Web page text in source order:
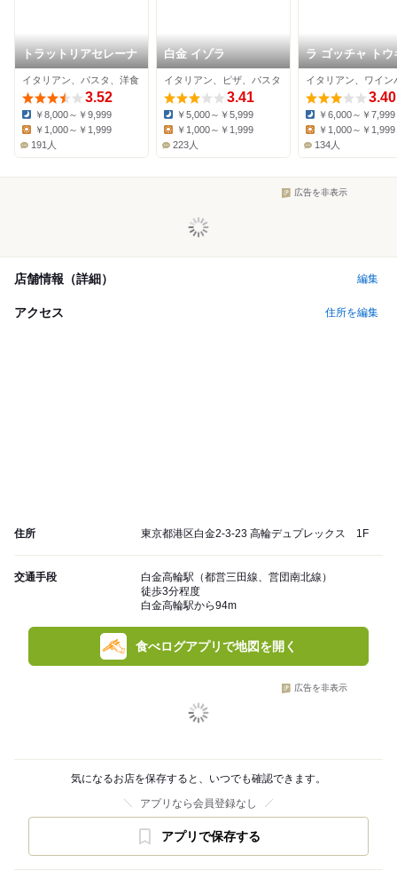
トラットリアセレーナ
イタリアン、パスタ、洋食
3.52
Dinner:
￥8,000～￥9,999
￥1,000～￥1,999
191人
白金 イゾラ
イタリアン、ピザ、パスタ
3.41
Dinner:
￥5,000～￥5,999
￥1,000～￥1,999
223人
ラ ゴッチャ トウ
ウ
3.40
Dinner:
￥6,000～￥7,999
￥1,000～￥1,999
134人
広告を非表示
店舗情報（詳細） 編集
アクセス 住所を編集
住所 東京都港区白金2-3-23 高輪デュプレックス 1F
交通手段
白金高輪駅（都営三田線、営団南北線）
徒歩3分程度
白金高輪駅から94m
食べログアプリで地図を開く
広告を非表示
気になるお店を保存すると、いつでも確認できます。
アプリなら会員登録なし
アプリで保存する